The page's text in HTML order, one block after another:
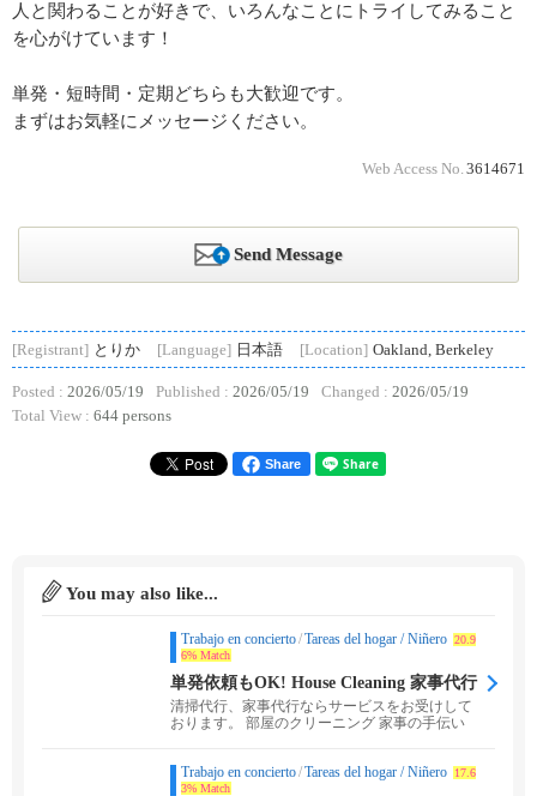
人と関わることが好きで、いろんなことにトライしてみること
を心がけています！
単発・短時間・定期どちらも大歓迎です。
まずはお気軽にメッセージください。
Web Access No. 3614671
Send Message
[Registrant] とりか [Language] 日本語 [Location] Oakland, Berkeley
Posted : 2026/05/19 Published : 2026/05/19 Changed : 2026/05/19
Total View : 644 persons
Share
You may also like...
Trabajo en concierto/Tareas del hogar / Niñero 20.9
6% Match
単発依頼もOK! House Cleaning 家事代行
清掃代行、家事代行ならサービスをお受けして
おります。 部屋のクリーニング 家事の手伝い
Trabajo en concierto/Tareas del hogar / Niñero
17.6
3% Match